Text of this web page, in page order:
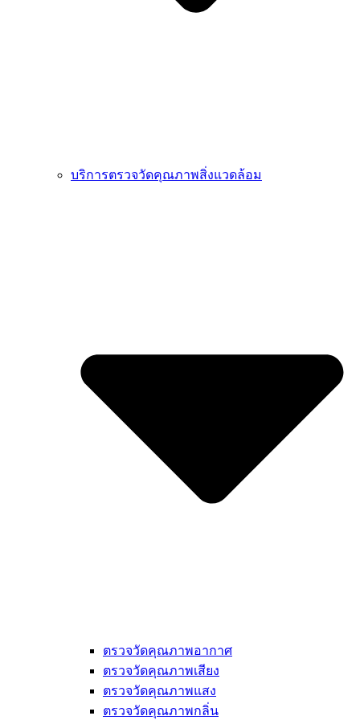
บริการตรวจวัดคุณภาพสิ่งแวดล้อม
ตรวจวัดคุณภาพอากาศ
ตรวจวัดคุณภาพเสียง
ตรวจวัดคุณภาพแสง
ตรวจวัดคุณภาพกลิ่น